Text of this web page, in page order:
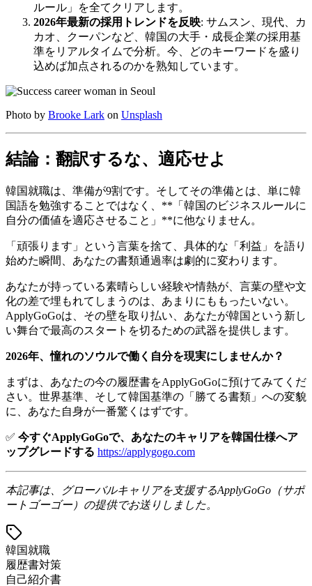
ルール」を全てクリアします。
2026年最新の採用トレンドを反映: サムスン、現代、カ
カオ、クーパンなど、韓国の大手・成長企業の採用基
準をリアルタイムで分析。今、どのキーワードを盛り
込めば加点されるのかを熟知しています。
Photo by Brooke Lark on Unsplash
結論：翻訳するな、適応せよ
韓国就職は、準備が9割です。そしてその準備とは、単に韓
国語を勉強することではなく、**「韓国のビジネスルールに
自分の価値を適応させること」**に他なりません。
「頑張ります」という言葉を捨て、具体的な「利益」を語り
始めた瞬間、あなたの書類通過率は劇的に変わります。
あなたが持っている素晴らしい経験や情熱が、言葉の壁や文
化の差で埋もれてしまうのは、あまりにももったいない。
ApplyGoGoは、その壁を取り払い、あなたが韓国という新し
い舞台で最高のスタートを切るための武器を提供します。
2026年、憧れのソウルで働く自分を現実にしませんか？
まずは、あなたの今の履歴書をApplyGoGoに預けてみてくだ
さい。世界基準、そして韓国基準の「勝てる書類」への変貌
に、あなた自身が一番驚くはずです。
✅ 今すぐApplyGoGoで、あなたのキャリアを韓国仕様へア
ップグレードする https://applygogo.com
本記事は、グローバルキャリアを支援するApplyGoGo（サポ
ートゴーゴー）の提供でお送りしました。
韓国就職
履歴書対策
自己紹介書